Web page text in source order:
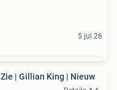
5 jul 26
| Gillian King | Nieuw